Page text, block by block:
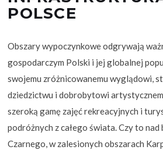
POLSCE
Obszary wypoczynkowe odgrywają
gospodarczym Polski i jej globalnej
swojemu zróżnicowanemu wyglądowi,
dziedzictwu i dobrobytowi
szeroką gamę zajęć rekreacyjnych i
podróżnych z całego świata. Czy to
Czarnego, w zalesionych obszarach